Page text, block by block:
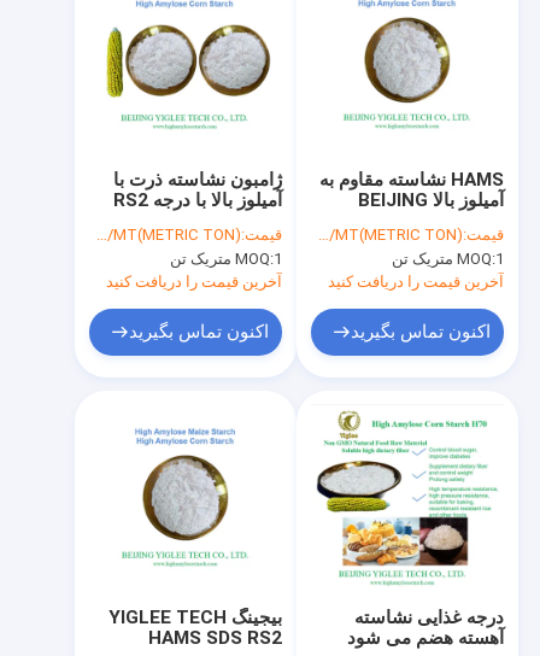
ژامبون نشاسته ذرت با
آمیلوز بالا با درجه RS2
قیمت:USD/MT(METRIC TON)
MOQ:1 متریک تن
آخرین قیمت را دریافت کنید
اکنون تماس بگیرید
HAMS نشاسته مقاوم به
آمیلوز بالا BEIJING
H70 RS2 نشاسته مقاوم
قیمت:USD/MT(METRIC TON)
MOQ:1 متریک تن
آخرین قیمت را دریافت کنید
اکنون تماس بگیرید
بیجینگ YIGLEE TECH
HAMS SDS RS2
درجه غذایی نشاسته
آهسته هضم می شود